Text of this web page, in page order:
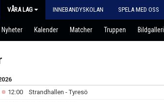
VÅRA LAG INNEBANDYSKOLAN SPELA MED OSS
Nyheter Kalender Matcher Truppen Bildgalleri
12:00 Strandhallen - Tyresö